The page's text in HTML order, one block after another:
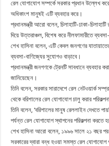
রেল যোগাযোগ সম্পর্কে সরকার প্রধান উল্লেখ
অধিকাংশ মানুষই এটি ব্যবহার করে।
প্রধানমন্ত্রী আরো বলেন, চিলাহাটি-ঢাকা-
দিয়ে উত্তরাঞ্চল, বিশেষ করে নীলফামারীতে
শেখ হাসিনা বলেন, এটি কেবল জনগণের
ব্যবসা-বাণিজ্যের সুযোগও বাড়াবে।
প্রধানমন্ত্রী জনগণকে ট্রেনটি সাবধানে ব্যবহার
জানিয়েছেন।
তিনি বলেন, সরকার সারাদেশে রেল নেটওয়ার্ক
থেকে বরিশালের রেল যোগাযোগ চালু করার
তিনি বলেন, ‘বরিশালের মানুষ রেললাইন দেখতে
পর্যন্ত রেল যোগাযোগ স্থাপনের পরিকল্পনা করতে
শেখ হাসিনা আরো বলেন, ১৯৯৬ সালে ২১ বছর
সরকারের দ্বারা বন্ধ হওয়া সমস্ত রেল যোগাযোগ